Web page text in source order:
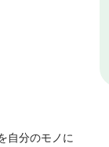
自分のモノに